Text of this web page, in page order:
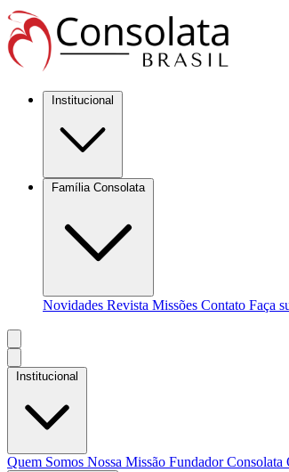
Institucional
Família Consolata
Novidades Revista Missões Contato Faça
Institucional
Quem Somos Nossa Missão FundadorConsolata